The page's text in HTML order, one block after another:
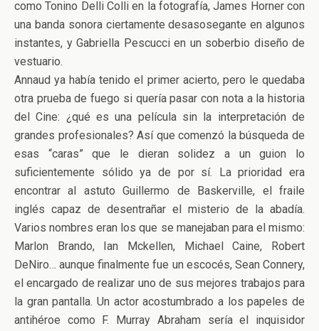
como Tonino Delli Colli en la fotografía, James Horner con
una banda sonora ciertamente desasosegante en algunos
instantes, y Gabriella Pescucci en un soberbio diseño de
vestuario.
Annaud ya había tenido el primer acierto, pero le quedaba
otra prueba de fuego si quería pasar con nota a la historia
del Cine: ¿qué es una película sin la interpretación de
grandes profesionales? Así que comenzó la búsqueda de
esas “caras” que le dieran solidez a un guion lo
suficientemente sólido ya de por sí. La prioridad era
encontrar al astuto Guillermo de Baskerville, el fraile
inglés capaz de desentrañar el misterio de la abadía.
Varios nombres eran los que se manejaban para el mismo:
Marlon Brando, Ian Mckellen, Michael Caine, Robert
DeNiro… aunque finalmente fue un escocés, Sean Connery,
el encargado de realizar uno de sus mejores trabajos para
la gran pantalla. Un actor acostumbrado a los papeles de
antihéroe como F. Murray Abraham sería el inquisidor